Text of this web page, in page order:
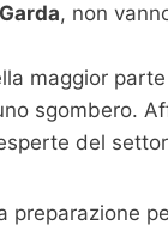
, non
maggior
sgombero.
del
preparazione